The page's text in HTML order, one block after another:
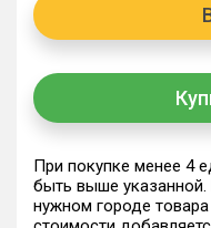
При покупке менее 4
быть выше указанной.
нужном городе